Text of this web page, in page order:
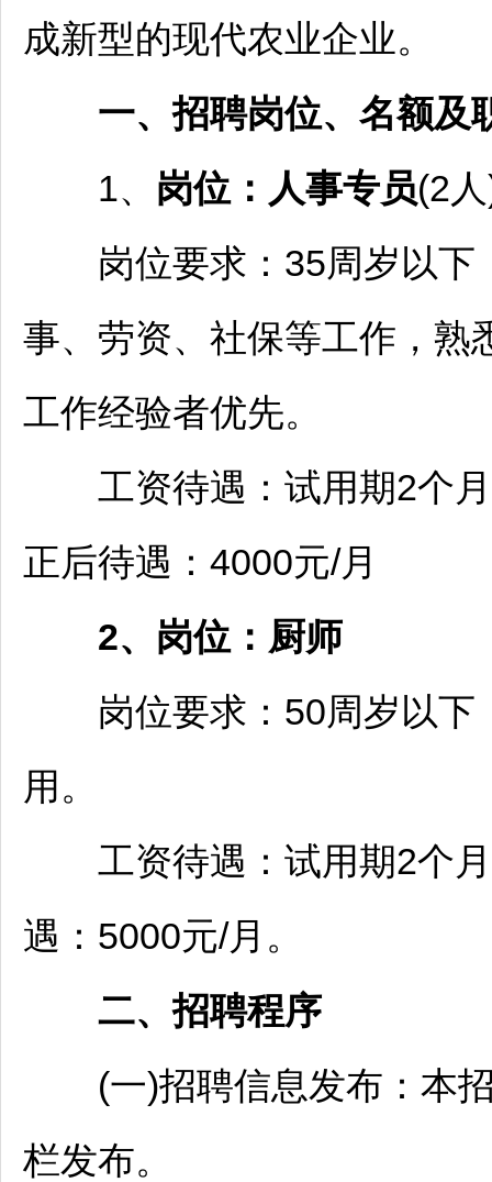
成新型的现代农业企业。
一、招聘岗位、名额及
1、 岗位：人事专员(2
岗位要求：35周岁以下
事、劳资、社保等工作，熟
工作经验者优先。
工资待遇：试用期2个月
正后待遇：4000元/月
2、岗位：厨师
岗位要求：50周岁以下
用。
工资待遇：试用期2个月
遇：5000元/月。
二、招聘程序
(一)招聘信息发布：本
栏发布。